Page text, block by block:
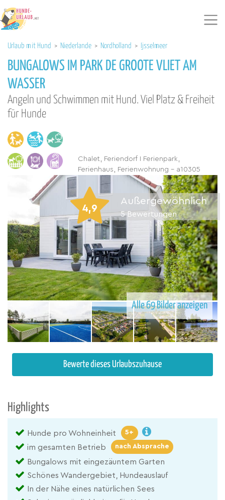
Urlaub mit Hund > Niederlande > Nordholland > Ijsselmeer
BUNGALOWS IM PARK DE GROOTE VLIET AM
WASSER
Angeln und Schwimmen mit Hund. Viel Platz & Freiheit
für Hunde
Chalet, Feriendorf I Ferienpark,
Ferienhaus, Ferienwohnung - a10305
Alle 69 Bilder anzeigen
4,9
Außergewöhnlich
5 Bewertungen
Bewerte dieses Urlaubszuhause
Highlights
Hunde pro Wohneinheit 5+
im gesamten Betrieb nach Absprache
Bungalows mit eingezäuntem Garten
Schönes Wandergebiet, Hundeauslauf
In der Nähe eines natürlichen Sees